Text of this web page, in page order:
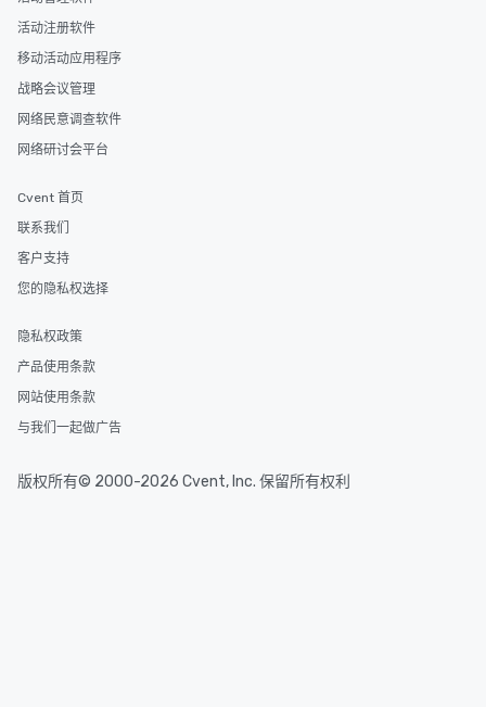
活动注册软件
移动活动应用程序
战略会议管理
网络民意调查软件
网络研讨会平台
Cvent 首页
联系我们
客户支持
您的隐私权选择
隐私权政策
产品使用条款
网站使用条款
与我们一起做广告
版权所有© 2000-2026 Cvent, Inc. 保留所有权利